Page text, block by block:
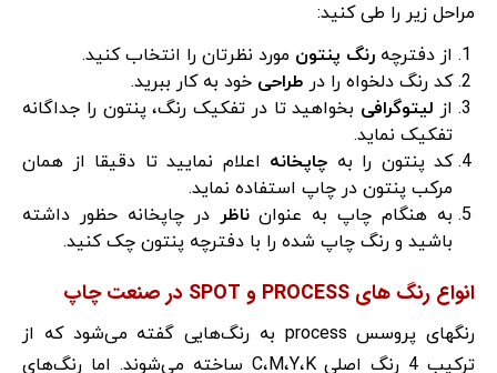
مراحل زیر را طی کنید:
از دفترچه رنگ پنتون مورد نظرتان را انتخاب کنید.
کد رنگ دلخواه را در طراحی خود به کار ببرید.
از لیتوگرافی بخواهید تا در تفکیک رنگ، پنتون را جداگانه
تفکیک نماید.
کد پنتون را به چاپخانه اعلام نمایید تا دقیقا از همان
مرکب پنتون در چاپ استفاده نماید.
به هنگام چاپ به عنوانناظر در چاپخانه حظور داشته
باشید و رنگ چاپ شده را با دفترچه پنتون چک کنید.
انواع رنگ های PROCESS و SPOT در صنعت چاپ
رنگهای پروسس process به رنگ‌هایی گفته می‌شود که از
ترکیب 4 رنگ اصلی C،M،Y،K ساخته می‌شوند. اما رنگ‌های